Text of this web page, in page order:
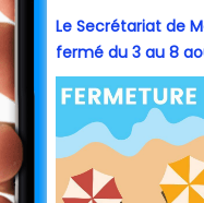
Le Secrétariat de
fermé du 3 au 8